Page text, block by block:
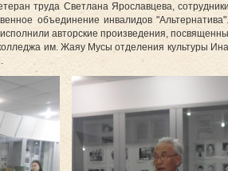
труда Светлана Ярославцева,
объединение инвалидов "Альтернатива".
авторские произведения,
им. Жаяу Мусы отделения культуры